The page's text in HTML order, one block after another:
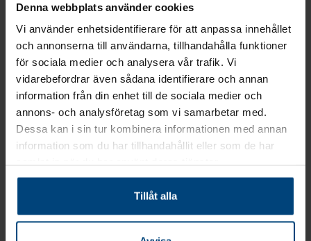
Denna webbplats använder cookies
Vi använder enhetsidentifierare för att anpassa innehållet
och annonserna till användarna, tillhandahålla funktioner
för sociala medier och analysera vår trafik. Vi
vidarebefordrar även sådana identifierare och annan
information från din enhet till de sociala medier och
annons- och analysföretag som vi samarbetar med.
Dessa kan i sin tur kombinera informationen med annan
information som du har tillhandahållit eller som de har
Tillåt alla
Val av bolagsform styr
verksamheten
Ett av de första besluten för en nybörjarföretagare är att välja en
passande bolagsform för företaget. Bolagsformen avgör mycket
hur den framtida verksamheten kommer att fungera. Vi hjälper dig
gärna med val av bolagsform och kartlägger den mest lämpliga
bolagsformen för din verksamhet. Dessutom kan vi göra
exempelvis beskattningsevaluering för att stödja beslutsfattandet.
Internationell verksamhet